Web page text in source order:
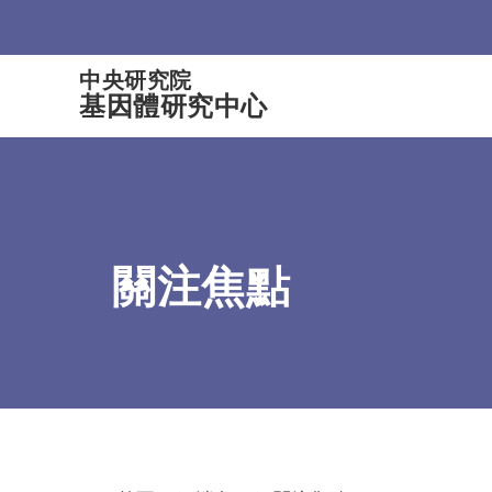
中央研究院
基因體研究中心
關注焦點